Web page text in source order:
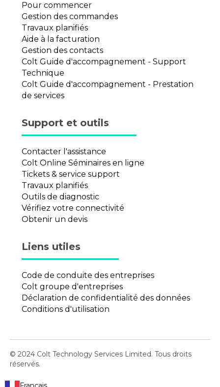
Pour commencer
Gestion des commandes
Travaux planifiés
Aide à la facturation
Gestion des contacts
Colt Guide d'accompagnement - Support
Technique
Colt Guide d'accompagnement - Prestation
de services
Support et outils
Contacter l'assistance
Colt Online Séminaires en ligne
Tickets & service support
Travaux planifiés
Outils de diagnostic
Vérifiez votre connectivité
Obtenir un devis
Liens utiles
Code de conduite des entreprises
Colt groupe d'entreprises
Déclaration de confidentialité des données
Conditions d'utilisation
© 2024 Colt Technology Services Limited. Tous droits
réservés.